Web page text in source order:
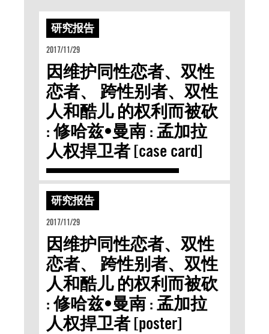
研究报告
2017/11/29
因维护同性恋者、双性
恋者、 跨性别者、双性
人和酷儿 的权利而被砍
: 修哈兹•曼南 : 孟加拉
人权捍卫者 [case card]
研究报告
2017/11/29
因维护同性恋者、双性
恋者、 跨性别者、双性
人和酷儿 的权利而被砍
: 修哈兹•曼南 : 孟加拉
人权捍卫者 [poster]